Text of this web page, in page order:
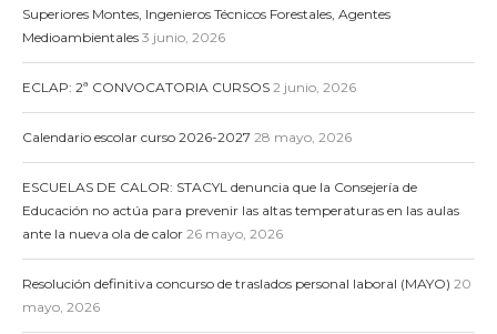
Superiores Montes, Ingenieros Técnicos Forestales, Agentes
Medioambientales 3 junio, 2026
ECLAP: 2ª CONVOCATORIA CURSOS 2 junio, 2026
Calendario escolar curso 2026-2027 28 mayo, 2026
ESCUELAS DE CALOR: STACYL denuncia que la Consejería de
Educación no actúa para prevenir las altas temperaturas en las aulas
ante la nueva ola de calor 26 mayo, 2026
Resolución definitiva concurso de traslados personal laboral (MAYO) 20
mayo, 2026